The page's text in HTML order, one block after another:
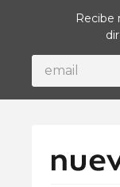
Recibe